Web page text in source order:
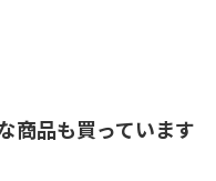
商品も買っています